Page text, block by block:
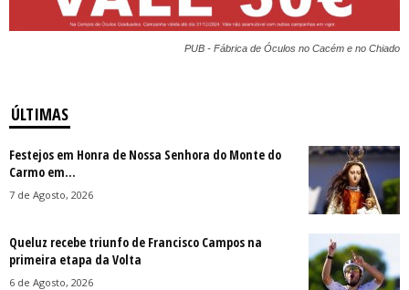
PUB - Fábrica de Óculos no Cacém e no Chiado
ÚLTIMAS
Festejos em Honra de Nossa Senhora do Monte do
Carmo em...
7 de Agosto, 2026
Queluz recebe triunfo de Francisco Campos na
primeira etapa da Volta
6 de Agosto, 2026